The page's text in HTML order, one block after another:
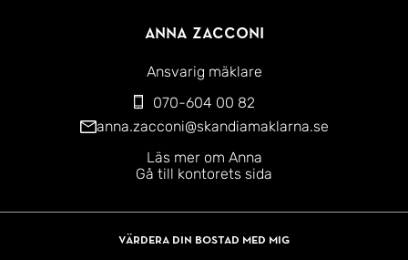
Anna Zacconi
Ansvarig mäklare
070-604 00 82
anna.zacconi@skandiamaklarna.se
Läs mer om Anna
Gå till kontorets sida
Värdera din bostad med mig